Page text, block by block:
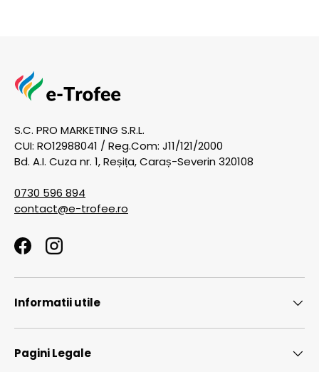
S.C. PRO MARKETING S.R.L.
CUI: RO12988041 / Reg.Com: J11/121/2000
Bd. A.I. Cuza nr. 1, Reșița, Caraș-Severin 320108
0730 596 894
contact@e-trofee.ro
FacebookInstagram
Informatii utile
Pagini Legale